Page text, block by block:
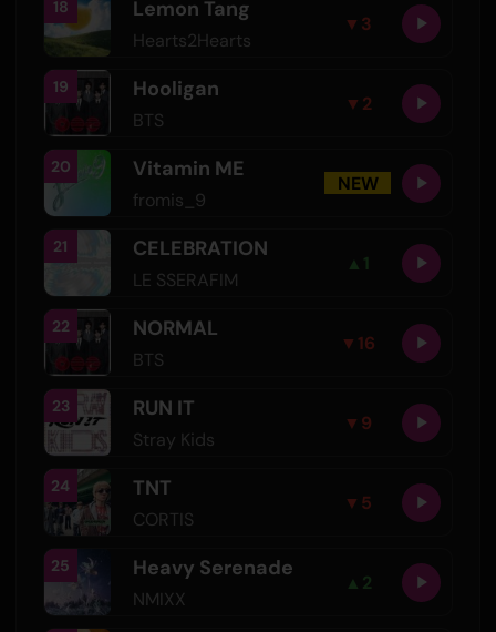
18 Lemon Tang
Hearts2Hearts
▼ 3
19 Hooligan
BTS
▼ 2
20 Vitamin ME
fromis_9
NEW
21 CELEBRATION
LE SSERAFIM
▲ 1
22 NORMAL
BTS
▼ 16
23 RUN IT
Stray Kids
▼ 9
24 TNT
CORTIS
▼ 5
25 Heavy Serenade
NMIXX
▲ 2